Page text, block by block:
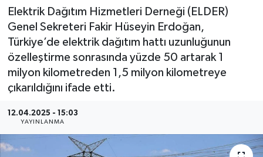
Elektrik Dağıtım Hizmetleri Derneği (ELDER)
Genel Sekreteri Fakir Hüseyin Erdoğan,
Türkiye’de elektrik dağıtım hattı uzunluğunun
özelleştirme sonrasında yüzde 50 artarak 1
milyon kilometreden 1,5 milyon kilometreye
çıkarıldığını ifade etti.
12.04.2025 - 15:03
YAYINLANMA
Ekonomi
Genel
Gündem
İlan